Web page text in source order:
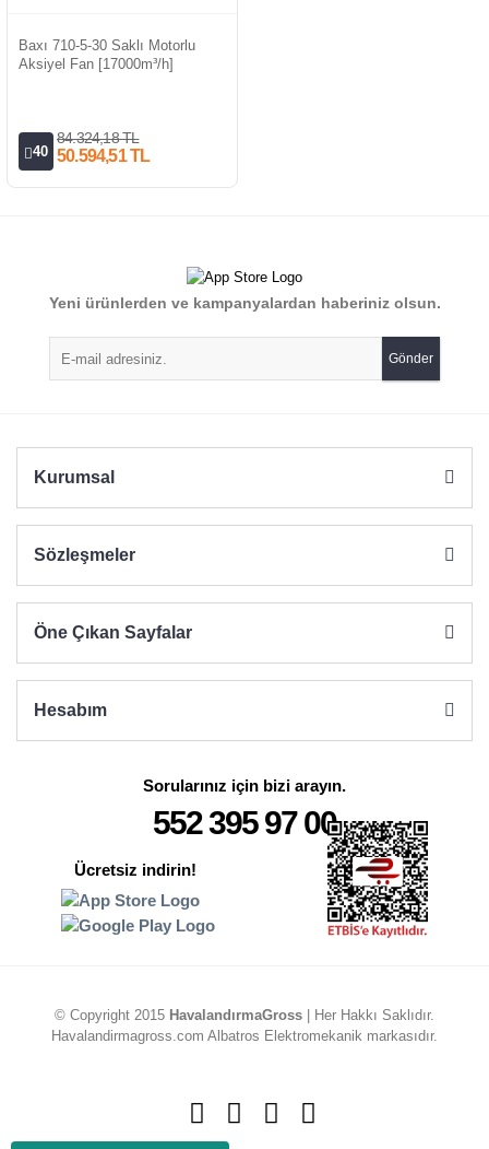
Baxı 710-5-30 Saklı Motorlu
Aksiyel Fan [17000m³/h]
40
84.324,18 TL
50.594,51 TL
Yeni ürünlerden ve kampanyalardan haberiniz olsun.
Gönder
Kurumsal
Sözleşmeler
Öne Çıkan Sayfalar
Hesabım
Sorularınız için bizi arayın.
552 395 97 00
Ücretsiz indirin!
© Copyright 2015 HavalandırmaGross | Her Hakkı Saklıdır.
Havalandirmagross.com Albatros Elektromekanik markasıdır.